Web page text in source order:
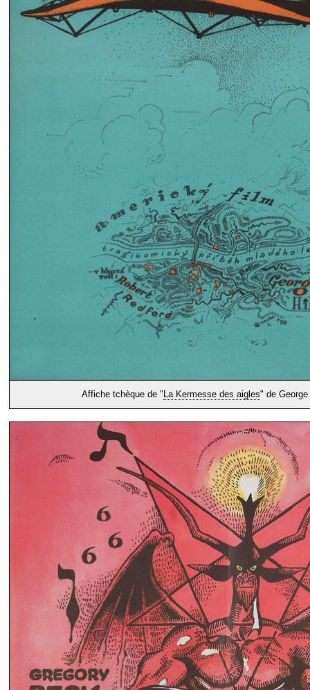
Affiche tchèque de " La Kermesse des aigles" de